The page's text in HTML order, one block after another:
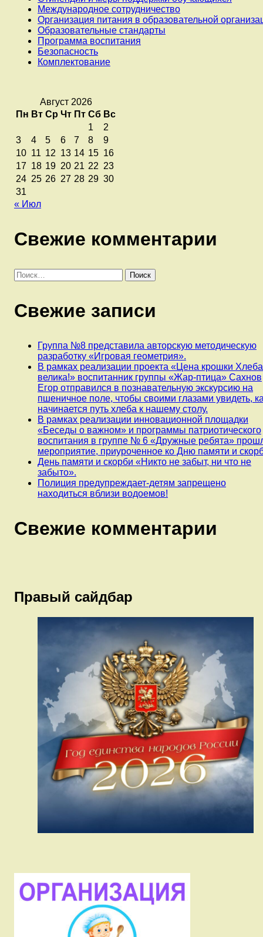
Международное сотрудничество
Организация питания в образовательной
Образовательные стандарты
Программа воспитания
Безопасность
Комплектование
Август 2026
Пн Вт Ср Чт Пт Сб Вс
1
2
3
4 5 6 7 8
9
10 11 12 13 14 15 16
17 18 19 20 21 22 23
24 25 26 27 28 29 30
31
« Июл
Свежие комментарии
Найти:
Свежие записи
Группа №8 представила авторскую методическую
разработку «Игровая геометрия».
В рамках реализации проекта «Цена крошки
велика!» воспитанник группы «Жар-птица» Сахнов
Егор отправился в познавательную экскурсию на
пшеничное поле, чтобы своими глазами увидеть,
начинается путь хлеба к нашему столу.
В рамках реализации инновационной площадки
«Беседы о важном» и программы патриотического
воспитания в группе № 6 «Дружные ребята»
мероприятие, приуроченное ко Дню памяти и
День памяти и скорби «Никто не забыт, ни что не
забыто».
Полиция предупреждает-детям запрещено
находиться вблизи водоемов!
Свежие комментарии
Правый сайдбар